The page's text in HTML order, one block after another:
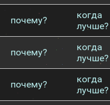
почему?
когда
лучше?
почему?
когда
лучше?
почему?
когда
лучше?